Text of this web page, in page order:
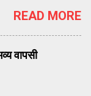
चर्चित नाटकों
READ MORE
वापसी